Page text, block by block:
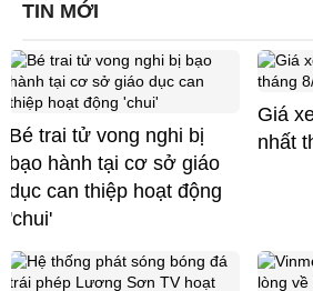
TIN MỚI
Bé trai tử vong nghi bị
bạo hành tại cơ sở giáo
dục can thiệp hoạt động
'chui'
Giá
nhất